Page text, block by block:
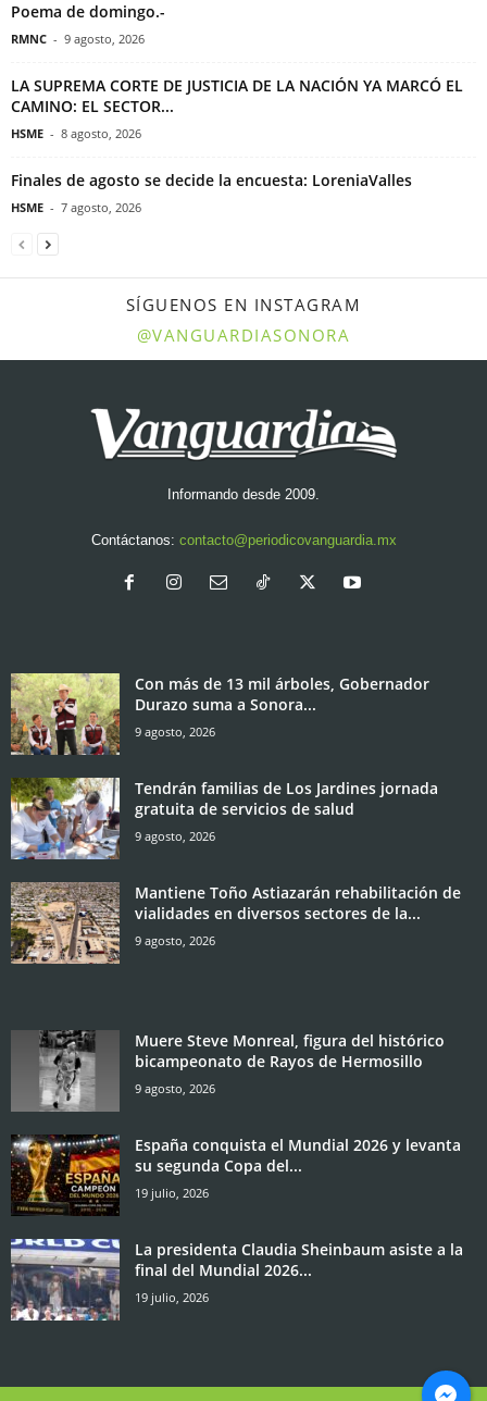
Poema de domingo.-
RMNC - 9 agosto, 2026
LA SUPREMA CORTE DE JUSTICIA DE LA NACIÓN YA MARCÓ EL
CAMINO: EL SECTOR...
HSME - 8 agosto, 2026
Finales de agosto se decide la encuesta: LoreniaValles
HSME - 7 agosto, 2026
SÍGUENOS EN INSTAGRAM
@VANGUARDIASONORA
Informando desde 2009.
Contáctanos: contacto@periodicovanguardia.mx
Con más de 13 mil árboles, Gobernador
Durazo suma a Sonora...
9 agosto, 2026
Tendrán familias de Los Jardines jornada
gratuita de servicios de salud
9 agosto, 2026
Mantiene Toño Astiazarán rehabilitación de
vialidades en diversos sectores de la...
9 agosto, 2026
Muere Steve Monreal, figura del histórico
bicampeonato de Rayos de Hermosillo
9 agosto, 2026
España conquista el Mundial 2026 y levanta
su segunda Copa del...
19 julio, 2026
La presidenta Claudia Sheinbaum asiste a la
final del Mundial 2026...
19 julio, 2026